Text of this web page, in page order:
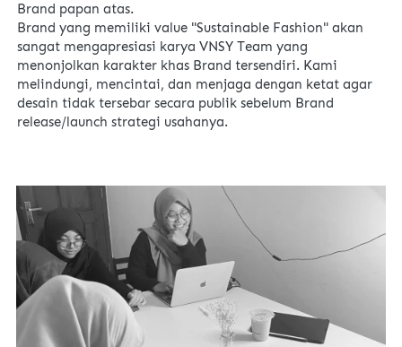
Brand papan atas.
Brand yang memiliki value "Sustainable Fashion" akan
sangat mengapresiasi karya VNSY Team yang
menonjolkan karakter khas Brand tersendiri. Kami
melindungi, mencintai, dan menjaga dengan ketat agar
desain tidak tersebar secara publik sebelum Brand
release/launch strategi usahanya.